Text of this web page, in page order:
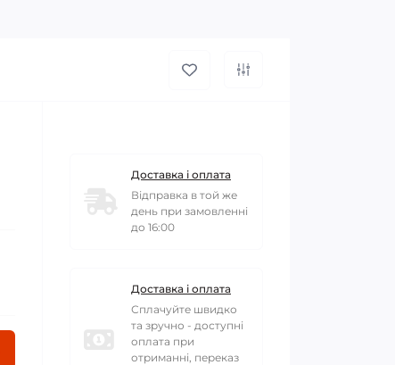
Доставка і оплата
Відправка в той же
день при замовленні
до 16:00
Доставка і оплата
Сплачуйте швидко
та зручно - доступні
оплата при
отриманні, переказ